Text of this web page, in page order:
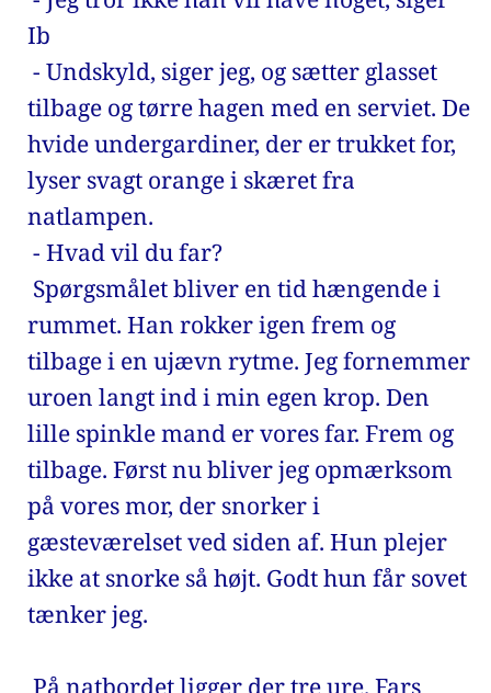
Ib
tilbage og tørre hagen med en serviet. De
hvide undergardiner, der er trukket for,
lyser svagt orange i skæret fra
natlampen.
- Hvad vil du far?
rummet. Han rokker igen frem og
tilbage i en ujævn rytme. Jeg fornemmer
uroen langt ind i min egen krop. Den
lille spinkle mand er vores far. Frem og
tilbage. Først nu bliver jeg opmærksom
på vores mor, der snorker i
gæsteværelset ved siden af. Hun plejer
ikke at snorke så højt. Godt hun får sovet
tænker jeg.